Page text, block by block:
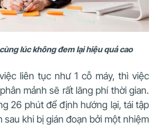
lúc không đem lại hiệu quả cao
liên tục như 1 cỗ máy, thì việc
mảnh sẽ rất lãng phí thời gian.
26 phút để định hướng lại, tái tập
khi bị gián đoạn bởi một nhiệm